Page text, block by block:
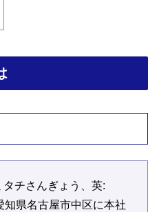
チさんぎょう、英:
知県名古屋市中区に本社